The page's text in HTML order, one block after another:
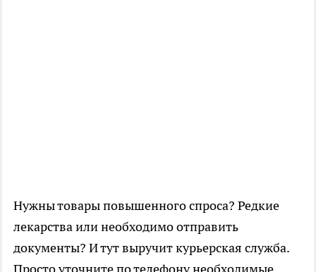
Нужны товары повышенного спроса? Редкие
лекарства или необходимо отправить
документы? И тут выручит курьерская служба.